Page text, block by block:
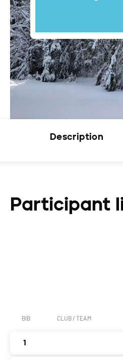
Description
Participant
BIB CLUB / TEAM
1